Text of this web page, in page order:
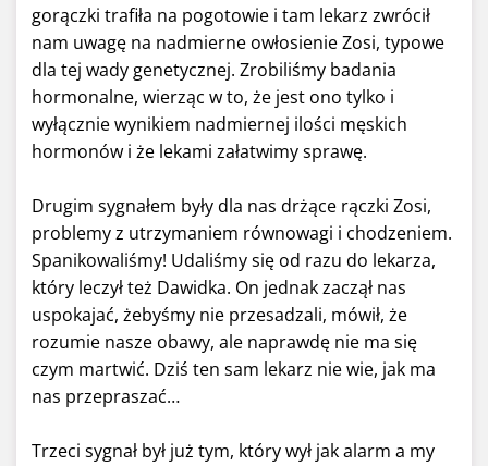
gorączki trafiła na pogotowie i tam lekarz zwrócił
nam uwagę na nadmierne owłosienie Zosi, typowe
dla tej wady genetycznej. Zrobiliśmy badania
hormonalne, wierząc w to, że jest ono tylko i
wyłącznie wynikiem nadmiernej ilości męskich
hormonów i że lekami załatwimy sprawę.
Drugim sygnałem były dla nas drżące rączki Zosi,
problemy z utrzymaniem równowagi i chodzeniem.
Spanikowaliśmy! Udaliśmy się od razu do lekarza,
który leczył też Dawidka. On jednak zaczął nas
uspokajać, żebyśmy nie przesadzali, mówił, że
rozumie nasze obawy, ale naprawdę nie ma się
czym martwić. Dziś ten sam lekarz nie wie, jak ma
nas przepraszać…
Trzeci sygnał był już tym, który wył jak alarm a my